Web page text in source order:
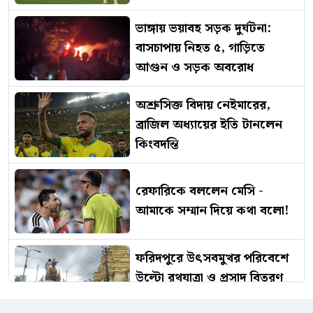
ভাঙ্গায় ভয়াবহ সড়ক দুর্ঘটনা:
বাসচাপায় নিহত ৫, গাড়িতে
আগুন ও সড়ক অবরোধ
অশ্রুসিক্ত বিদায় নেইমারের,
ব্রাজিল অধ্যায়ের ইতি টানলেন
কিংবদন্তি
রেফারিকে বললেন মেসি -
আমাকে সম্মান দিয়ে কথা বলো!
ফরিদপুরে উৎসবমুখর পরিবেশে
উল্টো রথযাত্রা ও প্রসাদ বিতরণ